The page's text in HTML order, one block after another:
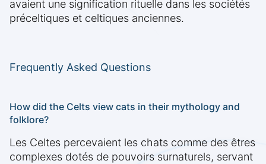
avaient une signification rituelle dans les sociétés
préceltiques et celtiques anciennes.
Frequently Asked Questions
How did the Celts view cats in their mythology and
folklore?
Les Celtes percevaient les chats comme des êtres
complexes dotés de pouvoirs surnaturels, servant